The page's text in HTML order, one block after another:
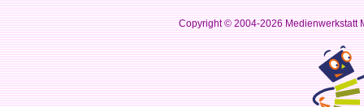
Copyright © 2004-2026Medienwerkstatt